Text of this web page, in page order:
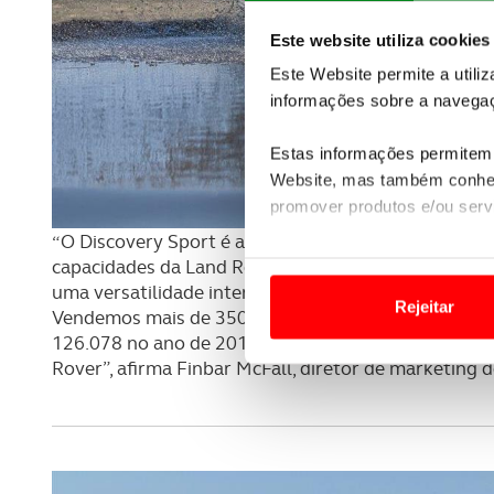
Este website utiliza cookies
Este Website permite a
informações sobre a
Estas informações
Website, mas também
promover produtos e/ou
Usamos cookies para
funcionalidades de redes
Rejeitar
“O Discovery Sport é amado e desejado pelos
capacidades da Land Rover, proporcionando uma
uma versatilidade interior capaz de transportar
Vendemos mais de 350.000 Discovery Sport em
126.078 no ano de 2017, o modelo mais vendido
Rover”, afirma Finbar McFall, diretor de marketing